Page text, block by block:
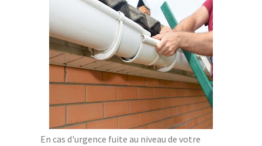
En cas d'urgence fuite au niveau de votre